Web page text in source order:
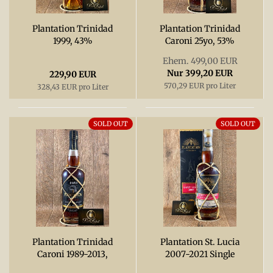
Plantation Trinidad
1999, 43%
229,90 EUR
328,43 EUR pro Liter
Plantation Trinidad
Caroni 25yo, 53%
Ehem. 499,00 EUR
Nur 399,20 EUR
570,29 EUR pro Liter
SOLD OUT
Plantation Trinidad
Caroni 1989-2013,
SOLD OUT
Plantation St. Lucia
2007-2021 Single